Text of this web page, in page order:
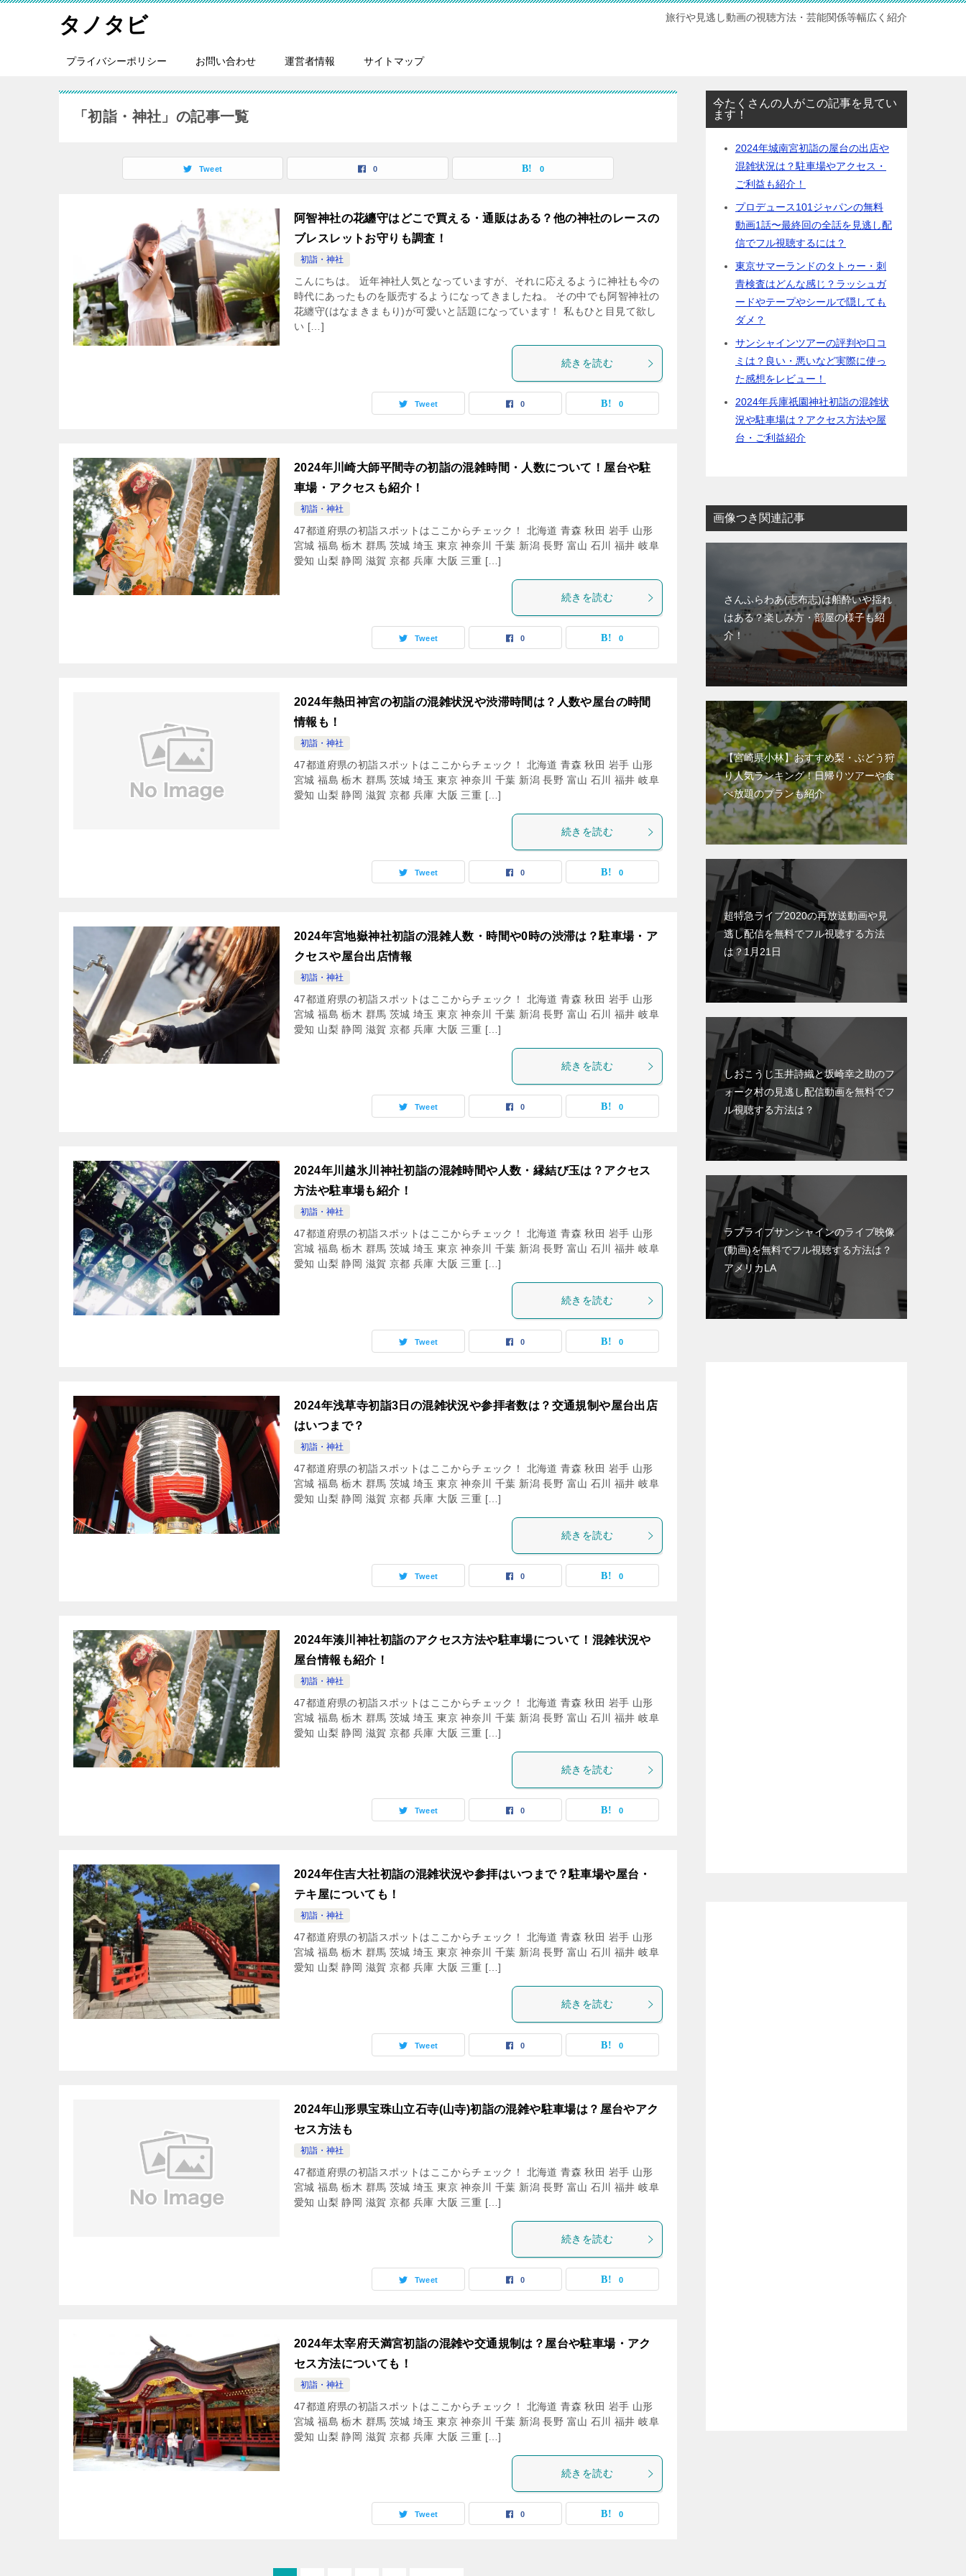
タノタビ 旅行や見逃し動画の視聴方法・芸能関係等幅広く紹介
プライバシーポリシー お問い合わせ 運営者情報 サイトマップ
「初詣・神社」の記事一覧
Tweet 0 0
阿智神社の花纏守はどこで買える・通販はある？他の神社のレースの
ブレスレットお守りも調査！
初詣・神社
こんにちは。 近年神社人気となっていますが、それに応えるように神社も今の
時代にあったものを販売するようになってきましたね。 その中でも阿智神社の
花纏守(はなまきまもり)が可愛いと話題になっています！ 私もひと目見て欲し
い […]
続きを読む
Tweet 0 0
2024年川崎大師平間寺の初詣の混雑時間・人数について！屋台や駐
車場・アクセスも紹介！
初詣・神社
47都道府県の初詣スポットはここからチェック！ 北海道 青森 秋田 岩手 山形
宮城 福島 栃木 群馬 茨城 埼玉 東京 神奈川 千葉 新潟 長野 富山 石川 福井 岐阜
愛知 山梨 静岡 滋賀 京都 兵庫 大阪 三重 […]
続きを読む
Tweet 0 0
2024年熱田神宮の初詣の混雑状況や渋滞時間は？人数や屋台の時間
情報も！
初詣・神社
47都道府県の初詣スポットはここからチェック！ 北海道 青森 秋田 岩手 山形
宮城 福島 栃木 群馬 茨城 埼玉 東京 神奈川 千葉 新潟 長野 富山 石川 福井 岐阜
愛知 山梨 静岡 滋賀 京都 兵庫 大阪 三重 […]
続きを読む
Tweet 0 0
2024年宮地嶽神社初詣の混雑人数・時間や0時の渋滞は？駐車場・ア
クセスや屋台出店情報
初詣・神社
47都道府県の初詣スポットはここからチェック！ 北海道 青森 秋田 岩手 山形
宮城 福島 栃木 群馬 茨城 埼玉 東京 神奈川 千葉 新潟 長野 富山 石川 福井 岐阜
愛知 山梨 静岡 滋賀 京都 兵庫 大阪 三重 […]
続きを読む
Tweet 0 0
2024年川越氷川神社初詣の混雑時間や人数・縁結び玉は？アクセス
方法や駐車場も紹介！
初詣・神社
47都道府県の初詣スポットはここからチェック！ 北海道 青森 秋田 岩手 山形
宮城 福島 栃木 群馬 茨城 埼玉 東京 神奈川 千葉 新潟 長野 富山 石川 福井 岐阜
愛知 山梨 静岡 滋賀 京都 兵庫 大阪 三重 […]
続きを読む
Tweet 0 0
2024年浅草寺初詣3日の混雑状況や参拝者数は？交通規制や屋台出店
はいつまで？
初詣・神社
47都道府県の初詣スポットはここからチェック！ 北海道 青森 秋田 岩手 山形
宮城 福島 栃木 群馬 茨城 埼玉 東京 神奈川 千葉 新潟 長野 富山 石川 福井 岐阜
愛知 山梨 静岡 滋賀 京都 兵庫 大阪 三重 […]
続きを読む
Tweet 0 0
2024年湊川神社初詣のアクセス方法や駐車場について！混雑状況や
屋台情報も紹介！
初詣・神社
47都道府県の初詣スポットはここからチェック！ 北海道 青森 秋田 岩手 山形
宮城 福島 栃木 群馬 茨城 埼玉 東京 神奈川 千葉 新潟 長野 富山 石川 福井 岐阜
愛知 山梨 静岡 滋賀 京都 兵庫 大阪 三重 […]
続きを読む
Tweet 0 0
2024年住吉大社初詣の混雑状況や参拝はいつまで？駐車場や屋台・
テキ屋についても！
初詣・神社
47都道府県の初詣スポットはここからチェック！ 北海道 青森 秋田 岩手 山形
宮城 福島 栃木 群馬 茨城 埼玉 東京 神奈川 千葉 新潟 長野 富山 石川 福井 岐阜
愛知 山梨 静岡 滋賀 京都 兵庫 大阪 三重 […]
続きを読む
Tweet 0 0
2024年山形県宝珠山立石寺(山寺)初詣の混雑や駐車場は？屋台やアク
セス方法も
初詣・神社
47都道府県の初詣スポットはここからチェック！ 北海道 青森 秋田 岩手 山形
宮城 福島 栃木 群馬 茨城 埼玉 東京 神奈川 千葉 新潟 長野 富山 石川 福井 岐阜
愛知 山梨 静岡 滋賀 京都 兵庫 大阪 三重 […]
続きを読む
Tweet 0 0
2024年太宰府天満宮初詣の混雑や交通規制は？屋台や駐車場・アク
セス方法についても！
初詣・神社
47都道府県の初詣スポットはここからチェック！ 北海道 青森 秋田 岩手 山形
宮城 福島 栃木 群馬 茨城 埼玉 東京 神奈川 千葉 新潟 長野 富山 石川 福井 岐阜
愛知 山梨 静岡 滋賀 京都 兵庫 大阪 三重 […]
続きを読む
Tweet 0 0
今たくさんの人がこの記事を見てい
ます！
2024年城南宮初詣の屋台の出店や
混雑状況は？駐車場やアクセス・
ご利益も紹介！
プロデュース101ジャパンの無料
動画1話〜最終回の全話を見逃し配
信でフル視聴するには？
東京サマーランドのタトゥー・刺
青検査はどんな感じ？ラッシュガ
ードやテープやシールで隠しても
ダメ？
サンシャインツアーの評判や口コ
ミは？良い・悪いなど実際に使っ
た感想をレビュー！
2024年兵庫祇園神社初詣の混雑状
況や駐車場は？アクセス方法や屋
台・ご利益紹介
画像つき関連記事
さんふらわあ(志布志)は船酔いや揺れ
はある？楽しみ方・部屋の様子も紹
介！
【宮崎県小林】おすすめ梨・ぶどう狩
り人気ランキング！日帰りツアーや食
べ放題のプランも紹介
超特急ライブ2020の再放送動画や見
逃し配信を無料でフル視聴する方法
は？1月21日
しおこうじ玉井詩織と坂崎幸之助のフ
ォーク村の見逃し配信動画を無料でフ
ル視聴する方法は？
ラブライブサンシャインのライブ映像
(動画)を無料でフル視聴する方法は？
アメリカLA